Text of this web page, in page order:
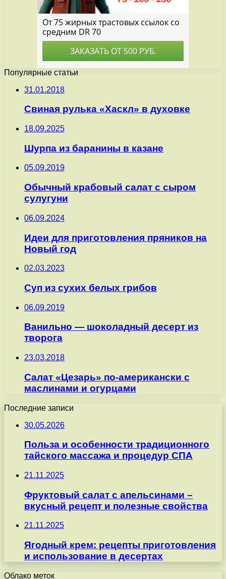
Популярные статьи
31.01.2018
Свиная рулька «Хаскл» в духовке
18.09.2025
Шурпа из баранины в казане
05.09.2019
Обычный крабовый салат с сыром
сулугуни
06.09.2024
Идеи для приготовления пряников на
Новый год
02.03.2023
Суп из сухих белых грибов
06.09.2019
Ванильно — шоколадный десерт из
творога
23.03.2018
Салат «Цезарь» по-американски с
маслинами и огурцами
Последние записи
30.05.2026
Польза и особенности традиционного
тайского массажа и процедур СПА
21.11.2025
Фруктовый салат с апельсинами –
вкусный рецепт и полезные свойства
21.11.2025
Ягодный крем: рецепты приготовления
и использование в десертах
Облако меток